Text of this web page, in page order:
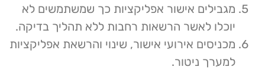
מגבילים אישור אפליקציות כך שמשתמשים לא
יוכלו לאשר הרשאות רחבות ללא תהליך בדיקה.
מכניסים אירועי אישור, שינוי והרשאת אפליקציות
למערך ניטור.